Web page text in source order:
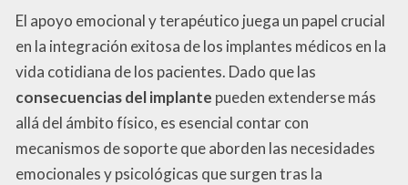
El apoyo emocional y terapéutico juega un papel crucial
en la integración exitosa de los implantes médicos en la
vida cotidiana de los pacientes. Dado que las
consecuencias del implante pueden extenderse más
allá del ámbito físico, es esencial contar con
mecanismos de soporte que aborden las necesidades
emocionales y psicológicas que surgen tras la